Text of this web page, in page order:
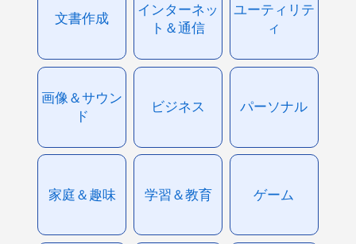
文書作成
インターネッ
ト＆通信
ユーティリテ
ィ
画像＆サウン
ド
ビジネス パーソナル
家庭＆趣味 学習＆教育 ゲーム